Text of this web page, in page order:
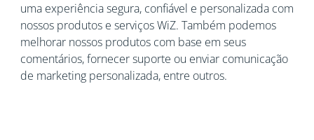
uma experiência segura, confiável e personalizada com
nossos produtos e serviços WiZ. Também podemos
melhorar nossos produtos com base em seus
comentários, fornecer suporte ou enviar comunicação
de marketing personalizada, entre outros.